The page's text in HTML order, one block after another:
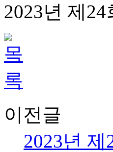
2023년 제
이전글
2023년 제